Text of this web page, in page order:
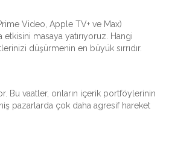
Video, Apple TV+ ve Max)
masaya yatırıyoruz. Hangi
düşürmenin en büyük sırrıdır.
Bu vaatler, onların içerik portföylerinin
pazarlarda çok daha agresif hareket